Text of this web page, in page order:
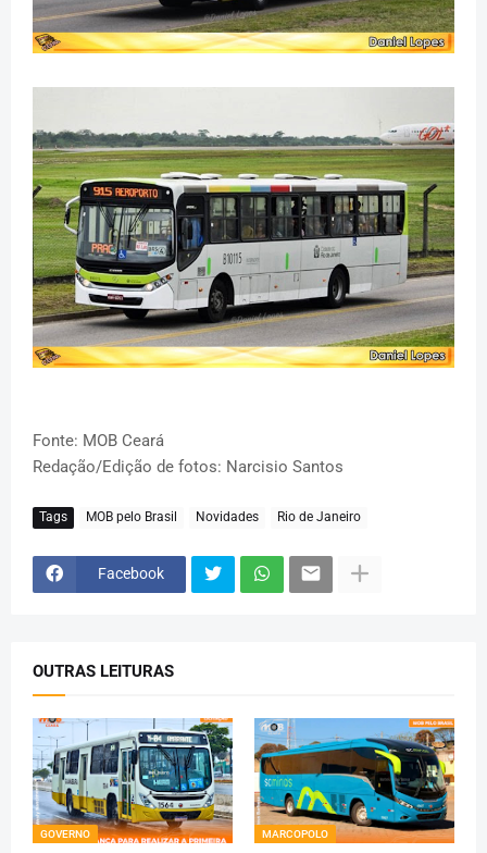
Fonte: MOB Ceará
Redação/Edição de fotos: Narcisio Santos
Tags MOB pelo Brasil Novidades Rio de Janeiro
Facebook
OUTRAS LEITURAS
GOVERNO MARCOPOLO